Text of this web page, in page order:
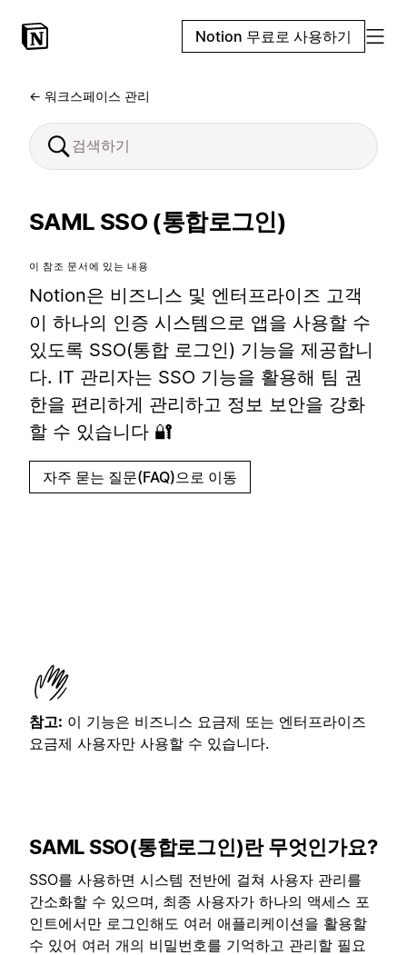
Notion 무료로 사용하기
← 워크스페이스 관리
SAML SSO (통합로그인)
이 참조 문서에 있는 내용
Notion은 비즈니스 및 엔터프라이즈 고객
이 하나의 인증 시스템으로 앱을 사용할 수
있도록 SSO(통합 로그인) 기능을 제공합니
다. IT 관리자는 SSO 기능을 활용해 팀 권
한을 편리하게 관리하고 정보 보안을 강화
할 수 있습니다 🔐
자주 묻는 질문(FAQ)으로 이동
참고: 이 기능은 비즈니스 요금제 또는 엔터프라이즈
요금제 사용자만 사용할 수 있습니다.
SAML SSO(통합로그인)란 무엇인가요?
SSO를 사용하면 시스템 전반에 걸쳐 사용자 관리를
간소화할 수 있으며, 최종 사용자가 하나의 액세스 포
인트에서만 로그인해도 여러 애플리케이션을 활용할
수 있어 여러 개의 비밀번호를 기억하고 관리할 필요